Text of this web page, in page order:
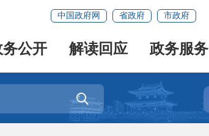
中国政府网 省政府 市政府
务公开 解读回应 政务服务
